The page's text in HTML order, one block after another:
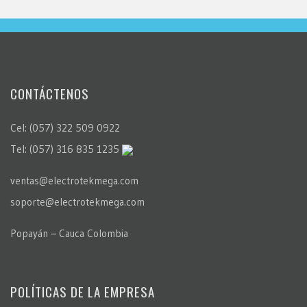
CONTÁCTENOS
Cel: (057) 322 509 0922
Tel: (057) 316 835 1235
ventas@electrotekmega.com
soporte@electrotekmega.com
Popayán – Cauca Colombia
POLÍTICAS DE LA EMPRESA